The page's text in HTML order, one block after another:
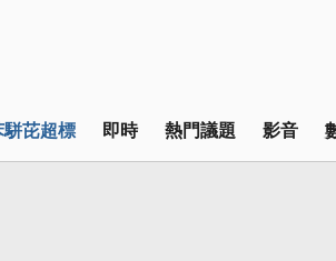
芘超標 即時 熱門議題 影音